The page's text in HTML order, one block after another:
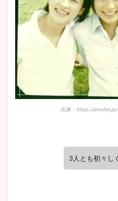
出典：https://
3人とも初々し